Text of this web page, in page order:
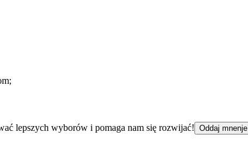
lepszych wyborów i pomaga nam się rozwijać! Oddaj mnenje